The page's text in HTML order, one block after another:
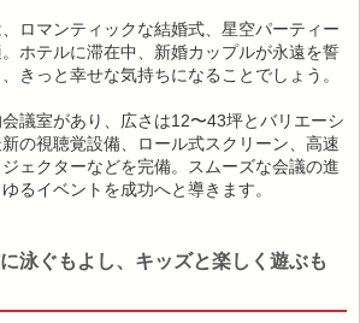
ロマンティックな結婚式、星空パーティー
ホテルに滞在中、新婚カップルが永遠を誓
きっと幸せな気持ちになることでしょう。
議室があり、広さは12〜43坪とバリエーシ
の視聴覚設備、ロール式スクリーン、高速
ェクターなどを完備。スムーズな会議の進
るイベントを成功へと導きます。
泳ぐもよし、キッズと楽しく遊ぶも